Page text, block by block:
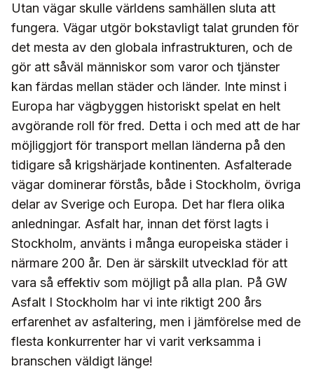
Utan vägar skulle världens samhällen sluta att
fungera. Vägar utgör bokstavligt talat grunden för
det mesta av den globala infrastrukturen, och de
gör att såväl människor som varor och tjänster
kan färdas mellan städer och länder. Inte minst i
Europa har vägbyggen historiskt spelat en helt
avgörande roll för fred. Detta i och med att de har
möjliggjort för transport mellan länderna på den
tidigare så krigshärjade kontinenten. Asfalterade
vägar dominerar förstås, både i Stockholm, övriga
delar av Sverige och Europa. Det har flera olika
anledningar. Asfalt har, innan det först lagts i
Stockholm, använts i många europeiska städer i
närmare 200 år. Den är särskilt utvecklad för att
vara så effektiv som möjligt på alla plan. På GW
Asfalt I Stockholm har vi inte riktigt 200 års
erfarenhet av asfaltering, men i jämförelse med de
flesta konkurrenter har vi varit verksamma i
branschen väldigt länge!